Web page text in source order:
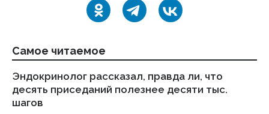
Самое читаемое
Эндокринолог рассказал, правда ли, что
десять приседаний полезнее десяти тыс.
шагов